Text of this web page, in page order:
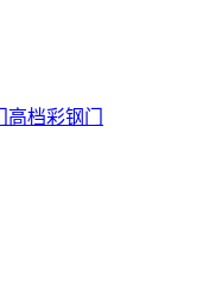
高档彩钢门